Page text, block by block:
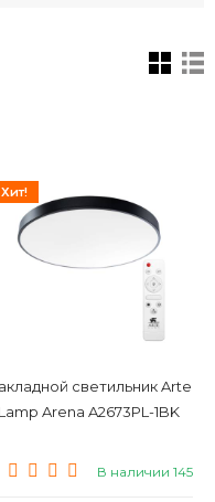
Хит!
светильник Arte
Lamp Arena A2673PL-1BK
В наличии 145